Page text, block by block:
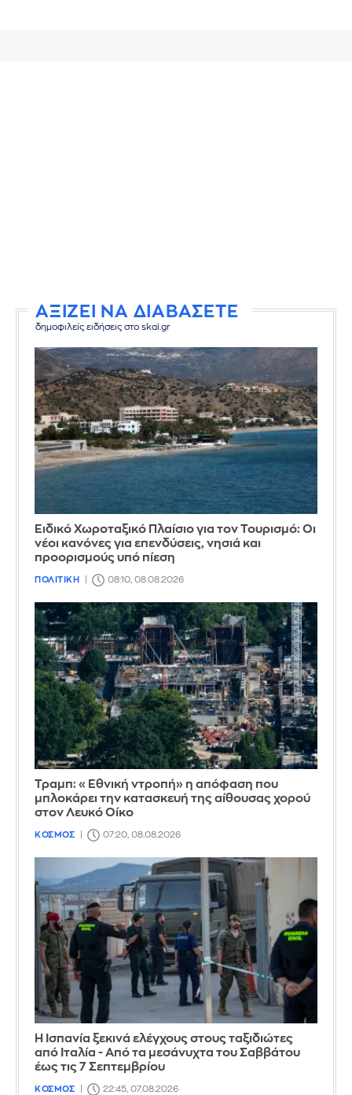
ΑΞΙΖΕΙ ΝΑ ΔΙΑΒΑΣΕΤΕ
δημοφιλείς ειδήσεις στο skai.gr
Ειδικό Χωροταξικό Πλαίσιο για τον Τουρισμό: Οι
νέοι κανόνες για επενδύσεις, νησιά και
προορισμούς υπό πίεση
ΠΟΛΙΤΙΚΗ 08:10, 08.08.2026
Τραμπ: «Εθνική ντροπή» η απόφαση που
μπλοκάρει την κατασκευή της αίθουσας χορού
στον Λευκό Οίκο
ΚΟΣΜΟΣ 07:20, 08.08.2026
Η Ισπανία ξεκινά ελέγχους στους ταξιδιώτες
από Ιταλία - Από τα μεσάνυχτα του Σαββάτου
έως τις 7 Σεπτεμβρίου
ΚΟΣΜΟΣ 22:45, 07.08.2026